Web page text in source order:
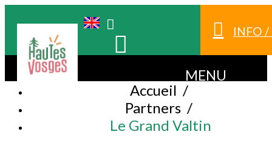
INFO
MENU
Accueil /
Partners /
Le Grand Valtin